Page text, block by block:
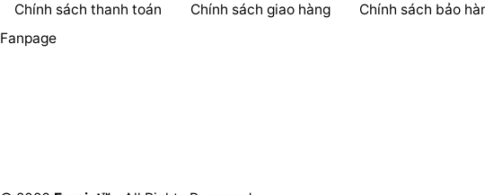
Chính sách thanh toán Chính sách giao hàng Chính sách bảo
Fanpage